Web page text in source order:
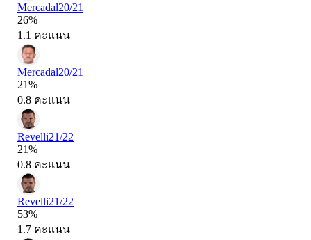
Mercadal20/21
26%
1.1 คะแนน
Mercadal20/21
21%
0.8 คะแนน
Revelli21/22
21%
0.8 คะแนน
Revelli21/22
53%
1.7 คะแนน